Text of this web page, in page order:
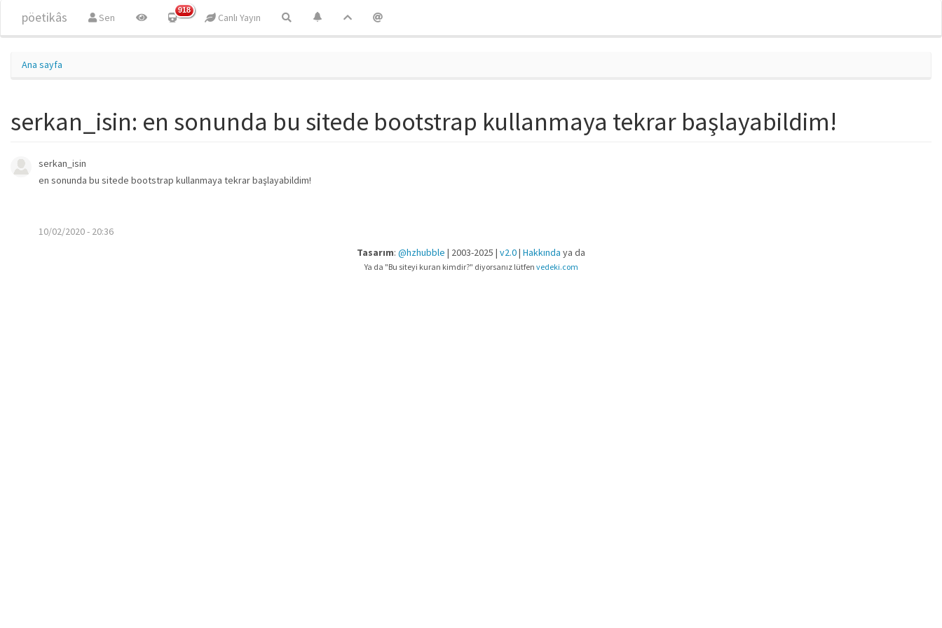
pöetikâs Sen
918
Canlı Yayın
Ana sayfa
serkan_isin: en sonunda bu sitede bootstrap kullanmaya tekrar başlayabildim!
serkan_isin
en sonunda bu sitede bootstrap kullanmaya tekrar başlayabildim!
10/02/2020 - 20:36
Tasarım: @hzhubble | 2003-2025 | v2.0| Hakkında ya da
Ya da "Bu siteyi kuran kimdir?" diyorsanız lütfen vedeki.com